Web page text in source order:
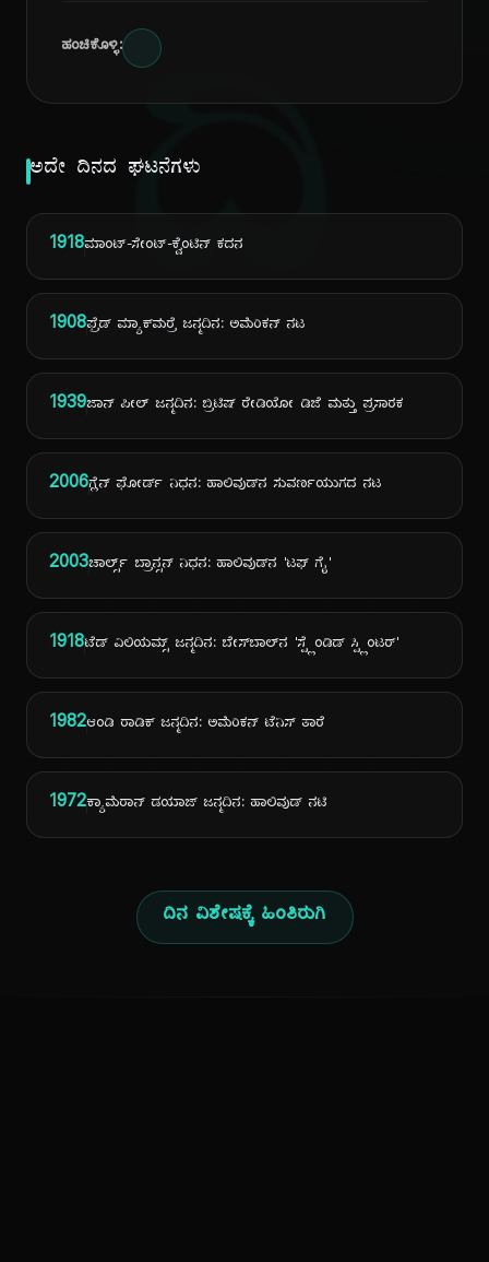
ದಿ
ಹಂಚಿಕೊಳ್ಳಿ:
ಅದೇ ದಿನದ ಘಟನೆಗಳು
1918ಮಾಂಟ್-ಸೇಂಟ್-ಕ್ವೆಂಟಿನ್ ಕದನ
1908ಫ್ರೆಡ್ ಮ್ಯಾಕ್‌ಮರ್ರೆ ಜನ್ಮದಿನ: ಅಮೆರಿಕನ್ ನಟ
1939ಜಾನ್ ಪೀಲ್ ಜನ್ಮದಿನ: ಬ್ರಿಟಿಷ್ ರೇಡಿಯೋ ಡಿಜೆ ಮತ್ತು ಪ್ರಸಾರಕ
2006ಗ್ಲೆನ್ ಫೋರ್ಡ್ ನಿಧನ: ಹಾಲಿವುಡ್‌ನ ಸುವರ್ಣಯುಗದ ನಟ
2003ಚಾರ್ಲ್ಸ್ ಬ್ರಾನ್ಸನ್ ನಿಧನ: ಹಾಲಿವುಡ್‌ನ 'ಟಫ್ ಗೈ'
1918ಟೆಡ್ ವಿಲಿಯಮ್ಸ್ ಜನ್ಮದಿನ: ಬೇಸ್‌ಬಾಲ್‌ನ 'ಸ್ಪ್ಲೆಂಡಿಡ್ ಸ್ಪ್ಲಿಂಟರ್'
1982ಆಂಡಿ ರಾಡಿಕ್ ಜನ್ಮದಿನ: ಅಮೆರಿಕನ್ ಟೆನಿಸ್ ತಾರೆ
1972ಕ್ಯಾಮೆರಾನ್ ಡಯಾಜ್ ಜನ್ಮದಿನ: ಹಾಲಿವುಡ್ ನಟಿ
ದಿನ ವಿಶೇಷಕ್ಕೆ ಹಿಂತಿರುಗಿ